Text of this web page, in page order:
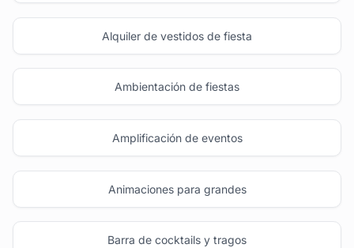
Alquiler de vestidos de fiesta
Ambientación de fiestas
Amplificación de eventos
Animaciones para grandes
Barra de cocktails y tragos